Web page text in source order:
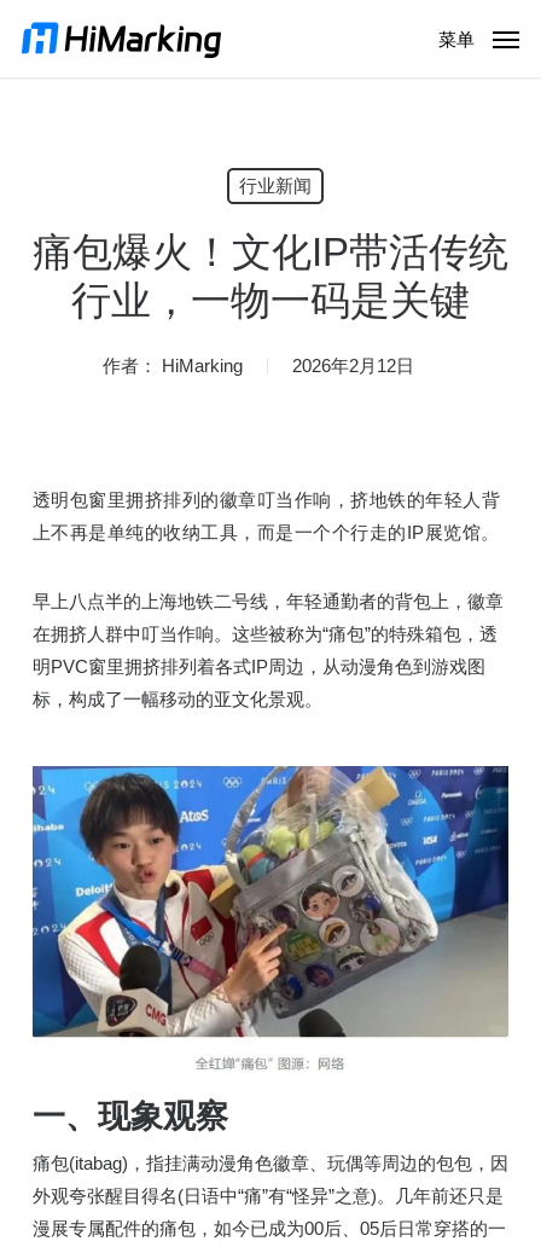
菜单
行业新闻
痛包爆火！文化IP带活传统
行业，一物一码是关键
作者： HiMarking 2026年2月12日
透明包窗里拥挤排列的徽章叮当作响，挤地铁的年轻人背
上不再是单纯的收纳工具，而是一个个行走的IP展览馆。
早上八点半的上海地铁二号线，年轻通勤者的背包上，徽章
在拥挤人群中叮当作响。这些被称为“痛包”的特殊箱包，透
明PVC窗里拥挤排列着各式IP周边，从动漫角色到游戏图
标，构成了一幅移动的亚文化景观。
一、现象观察
痛包(itabag)，指挂满动漫角色徽章、玩偶等周边的包包，因
外观夸张醒目得名(日语中“痛”有“怪异”之意)。几年前还只是
漫展专属配件的痛包，如今已成为00后、05后日常穿搭的一